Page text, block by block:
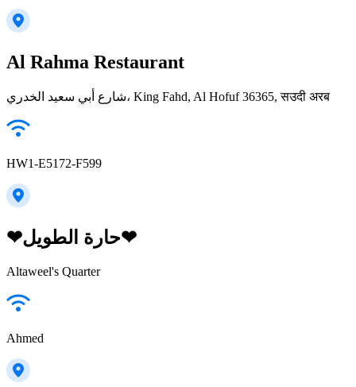
Al Rahma Restaurant
شارع أبي سعيد الخدري، King Fahd, Al Hofuf 36365, सउदी अरब
HW1-E5172-F599
❤حارة الطويل❤
Altaweel's Quarter
Ahmed